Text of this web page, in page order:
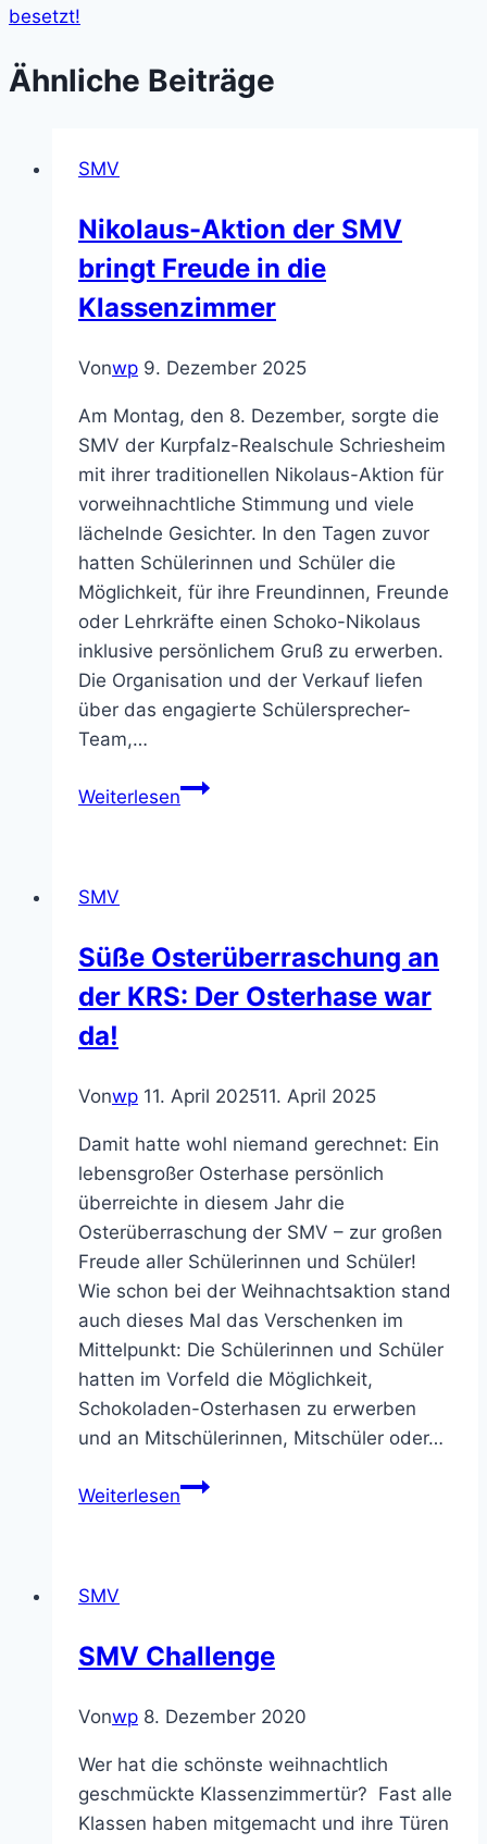
besetzt!
Ähnliche Beiträge
SMV
Nikolaus-Aktion der SMV
bringt Freude in die
Klassenzimmer
Vonwp 9. Dezember 2025
Am Montag, den 8. Dezember, sorgte die
SMV der Kurpfalz-Realschule Schriesheim
mit ihrer traditionellen Nikolaus-Aktion für
vorweihnachtliche Stimmung und viele
lächelnde Gesichter. In den Tagen zuvor
hatten Schülerinnen und Schüler die
Möglichkeit, für ihre Freundinnen, Freunde
oder Lehrkräfte einen Schoko-Nikolaus
inklusive persönlichem Gruß zu erwerben.
Die Organisation und der Verkauf liefen
über das engagierte Schülersprecher-
Team,…
WeiterlesenNikolaus-
in
die
SMV
Süße Osterüberraschung an
der KRS: Der Osterhase war
da!
Vonwp 11. April 202511. April 2025
Damit hatte wohl niemand gerechnet: Ein
lebensgroßer Osterhase persönlich
überreichte in diesem Jahr die
Osterüberraschung der SMV – zur großen
Freude aller Schülerinnen und Schüler!
Wie schon bei der Weihnachtsaktion stand
auch dieses Mal das Verschenken im
Mittelpunkt: Die Schülerinnen und Schüler
hatten im Vorfeld die Möglichkeit,
Schokoladen-Osterhasen zu erwerben
und an Mitschülerinnen, Mitschüler oder…
WeiterlesenSüße
Osterhase
da!
SMV
SMV Challenge
Vonwp 8. Dezember 2020
Wer hat die schönste weihnachtlich
geschmückte Klassenzimmertür? Fast alle
Klassen haben mitgemacht und ihre Türen